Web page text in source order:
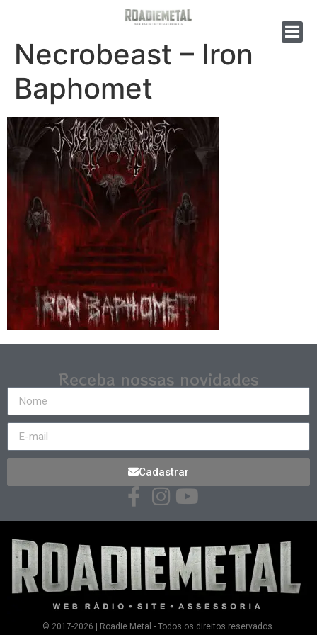
Necrobeast – Iron
Baphomet
Receba nossas novidades
Cadastrar
© 2017-2026 | Roadie Metal - Todos os direitos reservados.